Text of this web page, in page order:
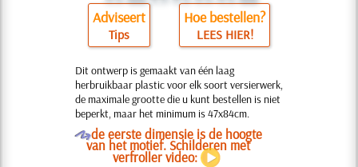
Adviseert
Tips
Hoe bestellen?
LEES HIER!
Dit ontwerp is gemaakt van één laag
herbruikbaar plastic voor elk soort versierwerk,
de maximale grootte die u kunt bestellen is niet
beperkt, maar het minimum is 47x84cm.
Ode eerste dimensie is de hoogte
van het motief. Schilderen met
verfroller video: